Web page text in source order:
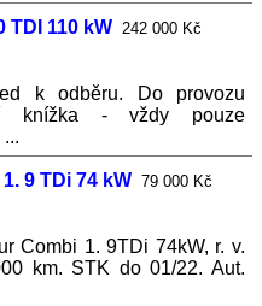
TDI 110 kW 242 000 Kč
k odběru. Do provozu
knížka - vždy pouze
9 TDi 74 kW 79 000 Kč
Combi 1. 9TDi 74kW, r. v.
km. STK do 01/22. Aut.